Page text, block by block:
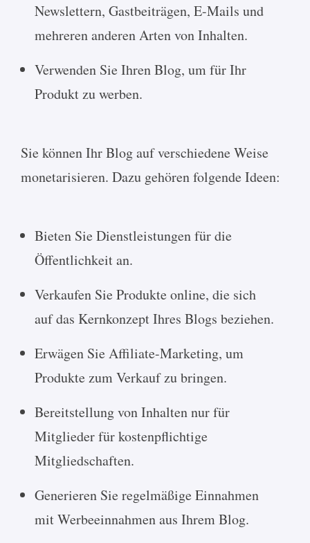
Newslettern, Gastbeiträgen, E-Mails und
mehreren anderen Arten von Inhalten.
Verwenden Sie Ihren Blog, um für Ihr
Produkt zu werben.
Sie können Ihr Blog auf verschiedene Weise
monetarisieren. Dazu gehören folgende Ideen:
Bieten Sie Dienstleistungen für die
Öffentlichkeit an.
Verkaufen Sie Produkte online, die sich
auf das Kernkonzept Ihres Blogs beziehen.
Erwägen Sie Affiliate-Marketing, um
Produkte zum Verkauf zu bringen.
Bereitstellung von Inhalten nur für
Mitglieder für kostenpflichtige
Mitgliedschaften.
Generieren Sie regelmäßige Einnahmen
mit Werbeeinnahmen aus Ihrem Blog.